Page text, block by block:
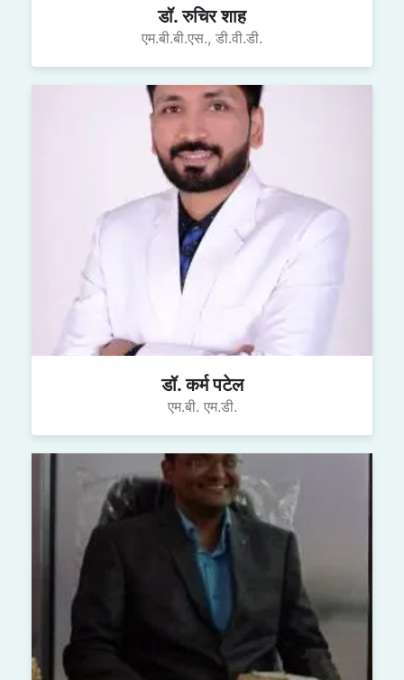
डॉ. रुचिर शाह
एम.बी.बी.एस., डी.वी.डी.
डॉ. कर्म पटेल
एम.बी. एम.डी.